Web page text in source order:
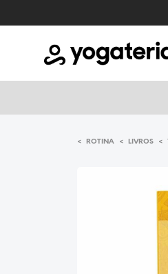
< ROTINA < LIVROS <